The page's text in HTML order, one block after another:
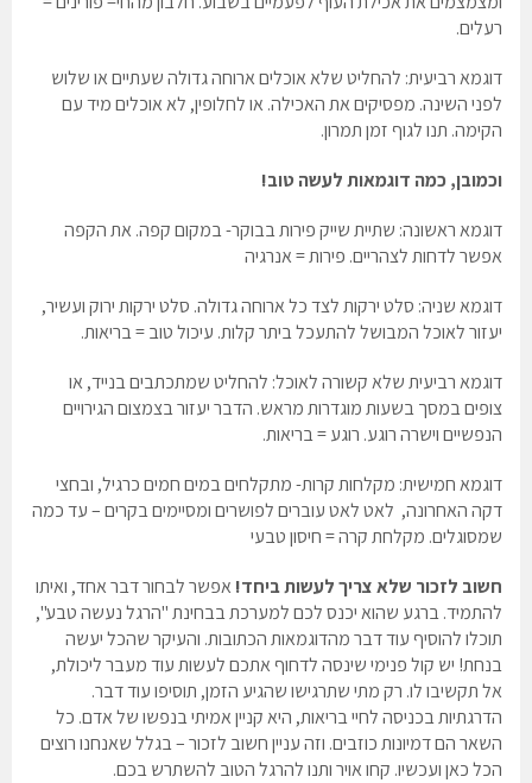
רעלים.
דוגמא רביעית: להחליט שלא אוכלים ארוחה גדולה שעתיים או שלוש
לפני השינה. מפסיקים את האכילה. או לחלופין, לא אוכלים מיד עם
הקימה. תנו לגוף זמן תמרון.
וכמובן, כמה דוגמאות לעשה טוב!
דוגמא ראשונה: שתיית שייק פירות בבוקר- במקום קפה. את הקפה
אפשר לדחות לצהריים. פירות = אנרגיה
דוגמא שניה: סלט ירקות לצד כל ארוחה גדולה. סלט ירקות ירוק ועשיר,
יעזור לאוכל המבושל להתעכל ביתר קלות. עיכול טוב = בריאות.
דוגמא רביעיתשלא קשורה לאוכל: להחליט שמתכתבים בנייד, או
צופים במסך בשעות מוגדרות מראש. הדבר יעזור בצמצום הגירויים
הנפשיים וישרה רוגע. רוגע = בריאות.
דוגמא חמישית: מקלחות קרות- מתקלחים במים חמים כרגיל, ובחצי
דקה האחרונה, לאט לאט עוברים לפושרים ומסיימים בקרים – עד כמה
שמסוגלים. מקלחת קרה = חיסון טבעי
חשוב לזכור שלא צריך לעשות ביחד! אפשר לבחור דבר אחד, ואיתו
להתמיד. ברגע שהוא יכנס לכם למערכת בבחינת "הרגל נעשה טבע",
תוכלו להוסיף עוד דבר מהדוגמאות הכתובות. והעיקר שהכל יעשה
בנחת! יש קול פנימי שינסה לדחוף אתכם לעשות עוד מעבר ליכולת,
אל תקשיבו לו. רק מתי שתרגישו שהגיע הזמן, תוסיפו עוד דבר.
הדרגתיות בכניסה לחיי בריאות, היא קניין אמיתי בנפשו של אדם. כל
השאר הם דמיונות כוזבים. וזה עניין חשוב לזכור – בגלל שאנחנו רוצים
הכל כאן ועכשיו. קחו אויר ותנו להרגל הטוב להשתרש בכם.